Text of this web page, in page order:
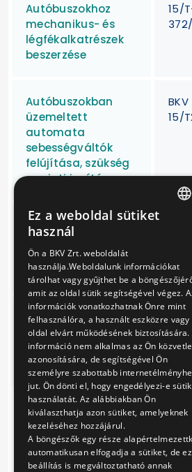
Autóbuszokhoz
mechanikus- és
légfékalkatrészek
beszerzése
15/
Autóbuszokban
üzemeltett
automata
sebességváltók
felújítása, szükség
szerinti javítása
15/
Autóbuszok szervo-
és motorolaj-
szivattyúinak
javítása
Autóbuszok
hűtővízrendszeri
alkatrészeinek
beszerzése
15/
321/
Előző 1 2 3
Ez a weboldal sütiket
használ
Ön a BKV Zrt. weboldalát
használja.Weboldalunk információkat
tárolhat vagy gyűjthet be a
amit az oldal sütik segítségével végez.
információk vonatkozhatnak Önre mint
felhasználóra, a használt eszközre vagy
oldal elvárt működésének biztosítására.
információ nem alkalmas az Ön
azonosítására, de segítségével Ön
személyre szabottabb
jut. Ön dönti el, hogy engedélyezi-e sütik
használatát. Az alábbiakban Ön
kiválaszthatja azon sütiket, amelyeknek
kezeléséhez hozzájárul.
A böngészők egy része
automatikusan elfogadja a sütiket, de
beállítás is megváltoztatható annak